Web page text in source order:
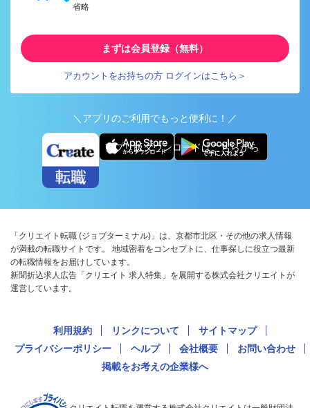
省略
まずは会員登録（無料）
アカウントをお持ちの方 ログインはこちら＞
＼アプリのご利用でもっと便利に！／
アプリ版ダウンロードはこちらから
「クリエイト転職 (ジョブターミナル)」は、京都市北区・その他の求人情報
が満載の転職サイトです。 地域密着をコンセプトに、仕事探しに役立つ最新
の転職情報をお届けしています。
新聞折込求人広告「クリエイト 求人特集」を展開する株式会社クリエイトが
運営しています。
利用規約 リンクについて
サイトマップ
プライバシーポリシー
ヘルプ 会社概要
お問い合わせ
掲載をお考えの企業様へ